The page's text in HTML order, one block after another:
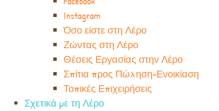
Instagram
Όσο είστε στη Λέρο
Ζώντας στη Λέρο
Θέσεις Εργασίας στην Λέρο
Σπίτια προς Πώληση-Ενοικίαση
Τοπικές Επιχειρήσεις
Σχετικά με τη Λέρο